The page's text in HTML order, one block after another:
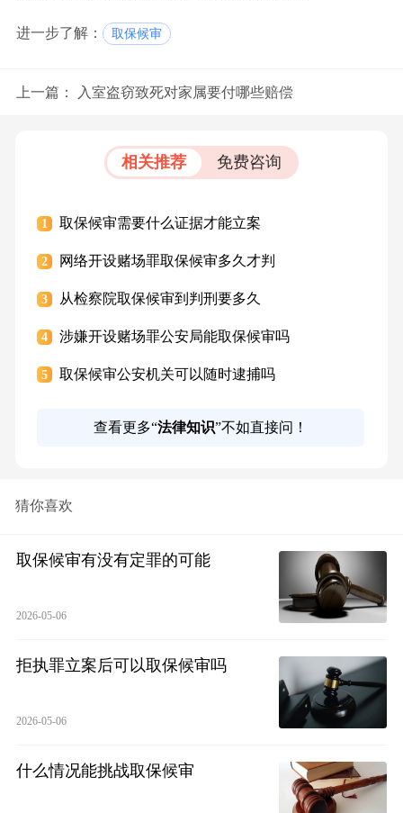
进一步了解： 取保候审
上一篇： 入室盗窃致死对家属要付哪些赔偿
相关推荐 免费咨询
1 取保候审需要什么证据才能立案
2 网络开设赌场罪取保候审多久才判
3 从检察院取保候审到判刑要多久
4 涉嫌开设赌场罪公安局能取保候审吗
5 取保候审公安机关可以随时逮捕吗
查看更多“法律知识”不如直接问！
猜你喜欢
取保候审有没有定罪的可能
2026-05-06
拒执罪立案后可以取保候审吗
2026-05-06
什么情况能挑战取保候审